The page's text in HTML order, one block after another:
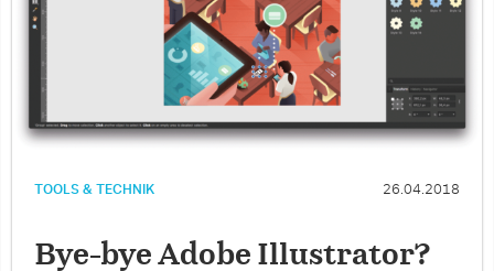
TOOLS & TECHNIK 26.04.2018
Bye-bye Adobe Illustrator?